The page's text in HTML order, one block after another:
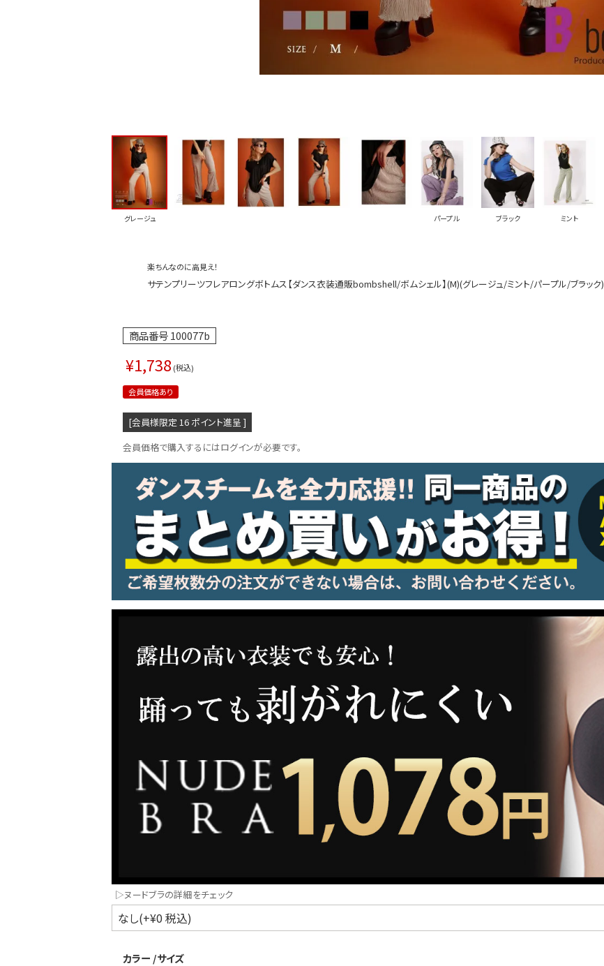
同一商品まとめ買いキャンペーン
トップス
ボトムス
ワンピース
セットアップ
アウター
クリスマス
ランジェリー
information
グレージュ パープル ブラック ミント
楽ちんなのに高見え！
サテンプリーツフレアロングボトムス【ダンス衣装通販bombshell/ボムシェル】(M)(グレージュ/ミント/パープル/ブラック)
商品番号100077b
¥1,738 税込
会員価格あり
[会員様限定 16 ポイント進呈 ]
会員価格で購入するにはログインが必要です。
▷ヌードブラの詳細をチェック
カラー サイズ